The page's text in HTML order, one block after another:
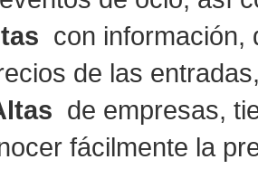
con información,
de las
de empresas,
fácilmente la